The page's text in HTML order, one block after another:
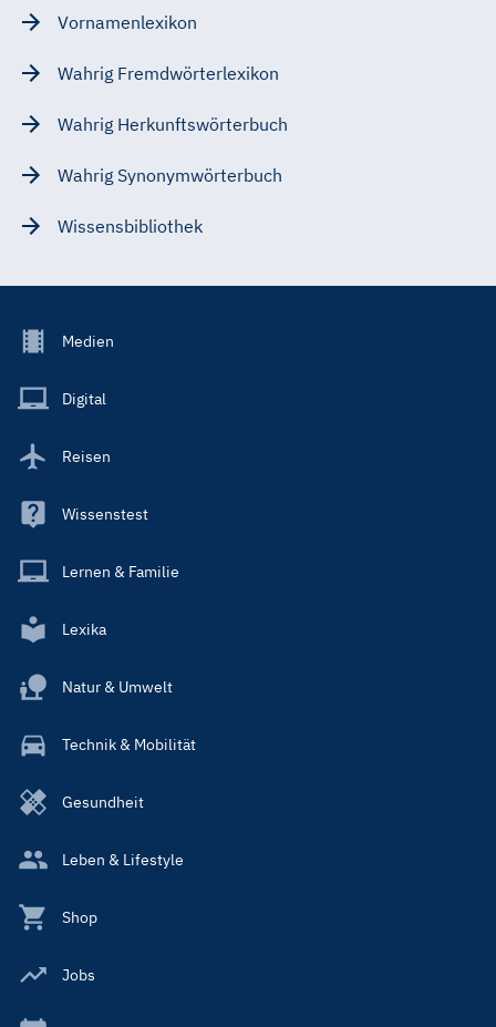
Vornamenlexikon
Wahrig Fremdwörterlexikon
Wahrig Herkunftswörterbuch
Wahrig Synonymwörterbuch
Wissensbibliothek
Footer
Main
Medien
Digital
Reisen
Wissenstest
Lernen & Familie
Lexika
Natur & Umwelt
Technik & Mobilität
Gesundheit
Leben & Lifestyle
Shop
Jobs